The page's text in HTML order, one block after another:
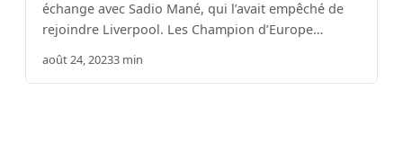
échange avec Sadio Mané, qui l’avait empêché de
rejoindre Liverpool. Les Champion d’Europe…
août 24, 20233 min